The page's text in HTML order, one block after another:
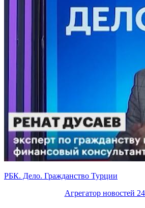
РБК. Дело. Гражданство Турции
Агрегатор новостей